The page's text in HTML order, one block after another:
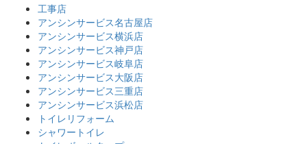
工事店
アンシンサービス名古屋店
アンシンサービス横浜店
アンシンサービス神戸店
アンシンサービス岐阜店
アンシンサービス大阪店
アンシンサービス三重店
アンシンサービス浜松店
トイレリフォーム
シャワートイレ